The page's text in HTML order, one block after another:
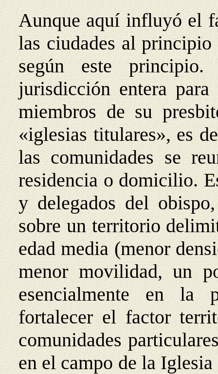
Aunque aquí influyó el
las ciudades al
según este
jurisdicción entera
miembros de su
«iglesias titulares», es
las comunidades se
residencia o domicilio.
y delegados del
sobre un territorio
edad media (menor
menor movilidad, un
esencialmente en la
fortalecer el factor
comunidades
en el campo de la